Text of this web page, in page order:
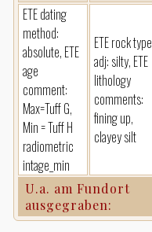
ETE dating
method:
absolute, ETE
age
comment:
Max=Tuff G,
Min = Tuff H
radiometric
intage_min
ETE rock type
adj: silty, ETE
lithology
comments:
fining up,
clayey silt
U.a. am Fundort
ausgegraben: